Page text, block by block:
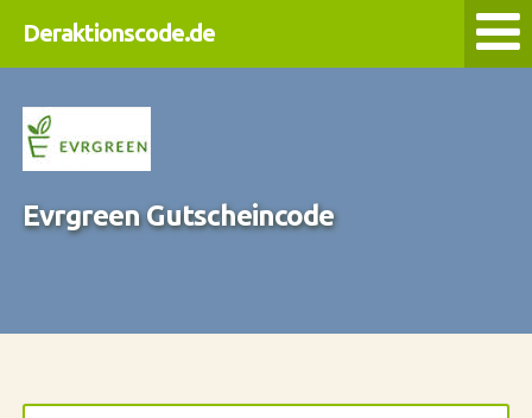
Deraktionscode.de
Evrgreen Gutscheincode